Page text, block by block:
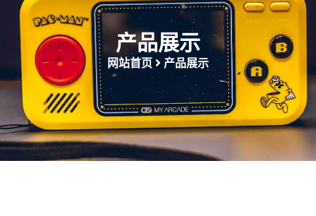
产品展示
网站首页 产品展示